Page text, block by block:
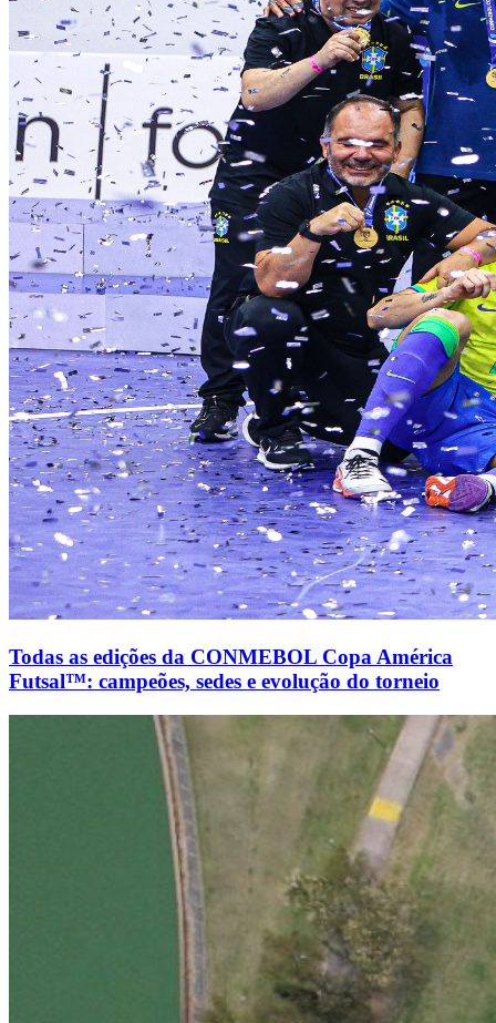
Todas as edições da CONMEBOL Copa América
Futsal™: campeões, sedes e evolução do torneio